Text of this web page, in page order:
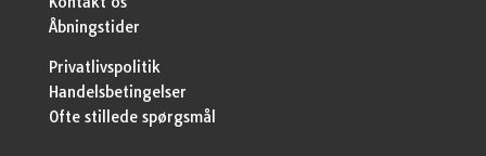
Åbningstider
Privatlivspolitik
Handelsbetingelser
Ofte stillede spørgsmål